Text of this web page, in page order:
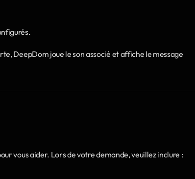
DeepDom joue le son associé et affiche le message
vous aider. Lors de votre demande, veuillez inclure :